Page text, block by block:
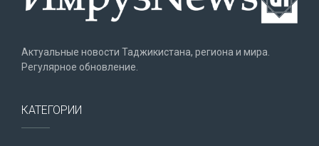
Актуальные новости Таджикистана, региона и мира.
Регулярное обновление.
КАТЕГОРИИ